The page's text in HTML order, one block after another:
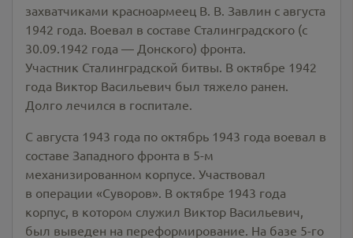
захватчиками красноармеец В. В. Завлин с августа
1942 года. Воевал в составе Сталинградского (с
30.09.1942 года — Донского) фронта.
Участник Сталинградской битвы. В октябре 1942
года Виктор Васильевич был тяжело ранен.
Долго лечился в госпитале.
С августа 1943 года по октябрь 1943 года воевал в
составе Западного фронта в 5-м
механизированном корпусе. Участвовал
в операции «Суворов». В октябре 1943 года
корпус, в котором служил Виктор Васильевич,
был выведен на переформирование. На базе 5-го